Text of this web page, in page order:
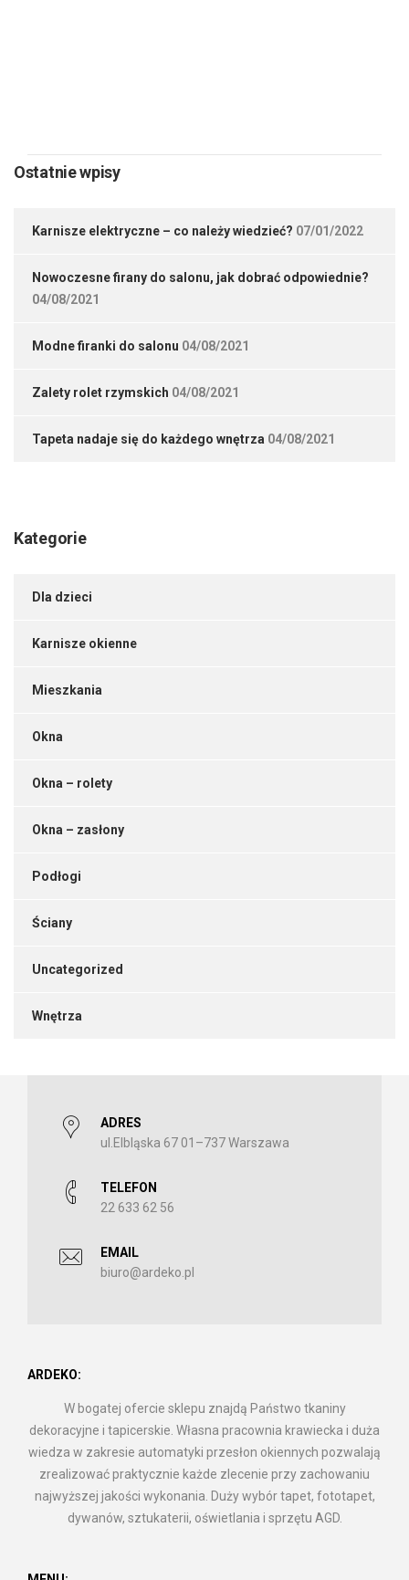
Ostatnie wpisy
Karnisze elektryczne – co należy wiedzieć? 07/01/2022
Nowoczesne firany do salonu, jak dobrać odpowiednie?
04/08/2021
Modne firanki do salonu 04/08/2021
Zalety rolet rzymskich 04/08/2021
Tapeta nadaje się do każdego wnętrza 04/08/2021
Kategorie
Dla dzieci
Karnisze okienne
Mieszkania
Okna
Okna – rolety
Okna – zasłony
Podłogi
Ściany
Uncategorized
Wnętrza
ADRES
ul.Elbląska 67 01–737 Warszawa
TELEFON
22 633 62 56
EMAIL
biuro@ardeko.pl
ARDEKO:
W bogatej ofercie sklepu znajdą Państwo tkaniny
dekoracyjne i tapicerskie. Własna pracownia krawiecka i duża
wiedza w zakresie automatyki przesłon okiennych pozwalają
zrealizować praktycznie każde zlecenie przy zachowaniu
najwyższej jakości wykonania. Duży wybór tapet, fototapet,
dywanów, sztukaterii, oświetlania i sprzętu AGD.